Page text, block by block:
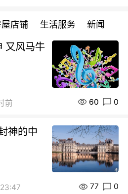
起 ~包拼房
每周铁发！
店铺 生活服务 新闻
又风马牛
前 60 0
神的中
77 0